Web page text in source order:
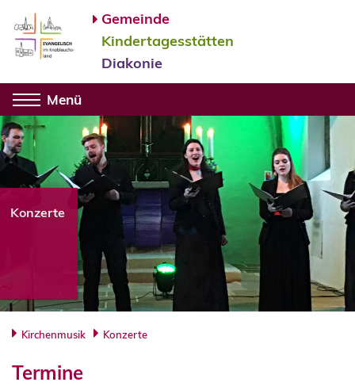
Gemeinde
Kindertagesstätten
Diakonie
Menü
Konzerte
Kirchenmusik Konzerte
Termine